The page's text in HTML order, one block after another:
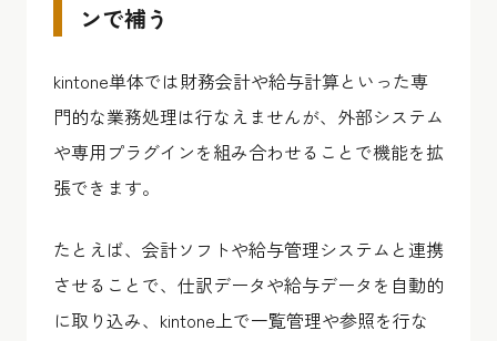
ンで補う
kintone単体では財務会計や給与計算といった専
門的な業務処理は行なえませんが、外部システム
や専用プラグインを組み合わせることで機能を拡
張できます。
たとえば、会計ソフトや給与管理システムと連携
させることで、仕訳データや給与データを自動的
に取り込み、kintone上で一覧管理や参照を行な